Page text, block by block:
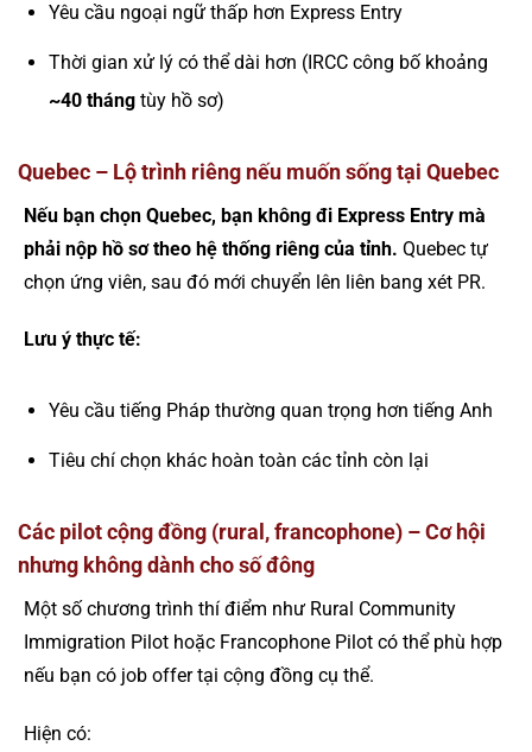
Yêu cầu ngoại ngữ thấp hơn Express Entry
Thời gian xử lý có thể dài hơn (IRCC công bố khoảng
~40 thángtùy hồ sơ)
Quebec – Lộ trình riêng nếu muốn sống tại Quebec
Nếu bạn chọn Quebec, bạn không đi Express Entry mà
phải nộp hồ sơ theo hệ thống riêng của tỉnh. Quebec tự
chọn ứng viên, sau đó mới chuyển lên liên bang xét PR.
Lưu ý thực tế:
Yêu cầu tiếng Pháp thường quan trọng hơn tiếng Anh
Tiêu chí chọn khác hoàn toàn các tỉnh còn lại
Các pilot cộng đồng (rural, francophone) – Cơ hội
nhưng không dành cho số đông
Một số chương trình thí điểm như Rural Community
Immigration Pilot hoặc Francophone Pilot có thể phù hợp
nếu bạn có job offer tại cộng đồng cụ thể.
Hiện có: